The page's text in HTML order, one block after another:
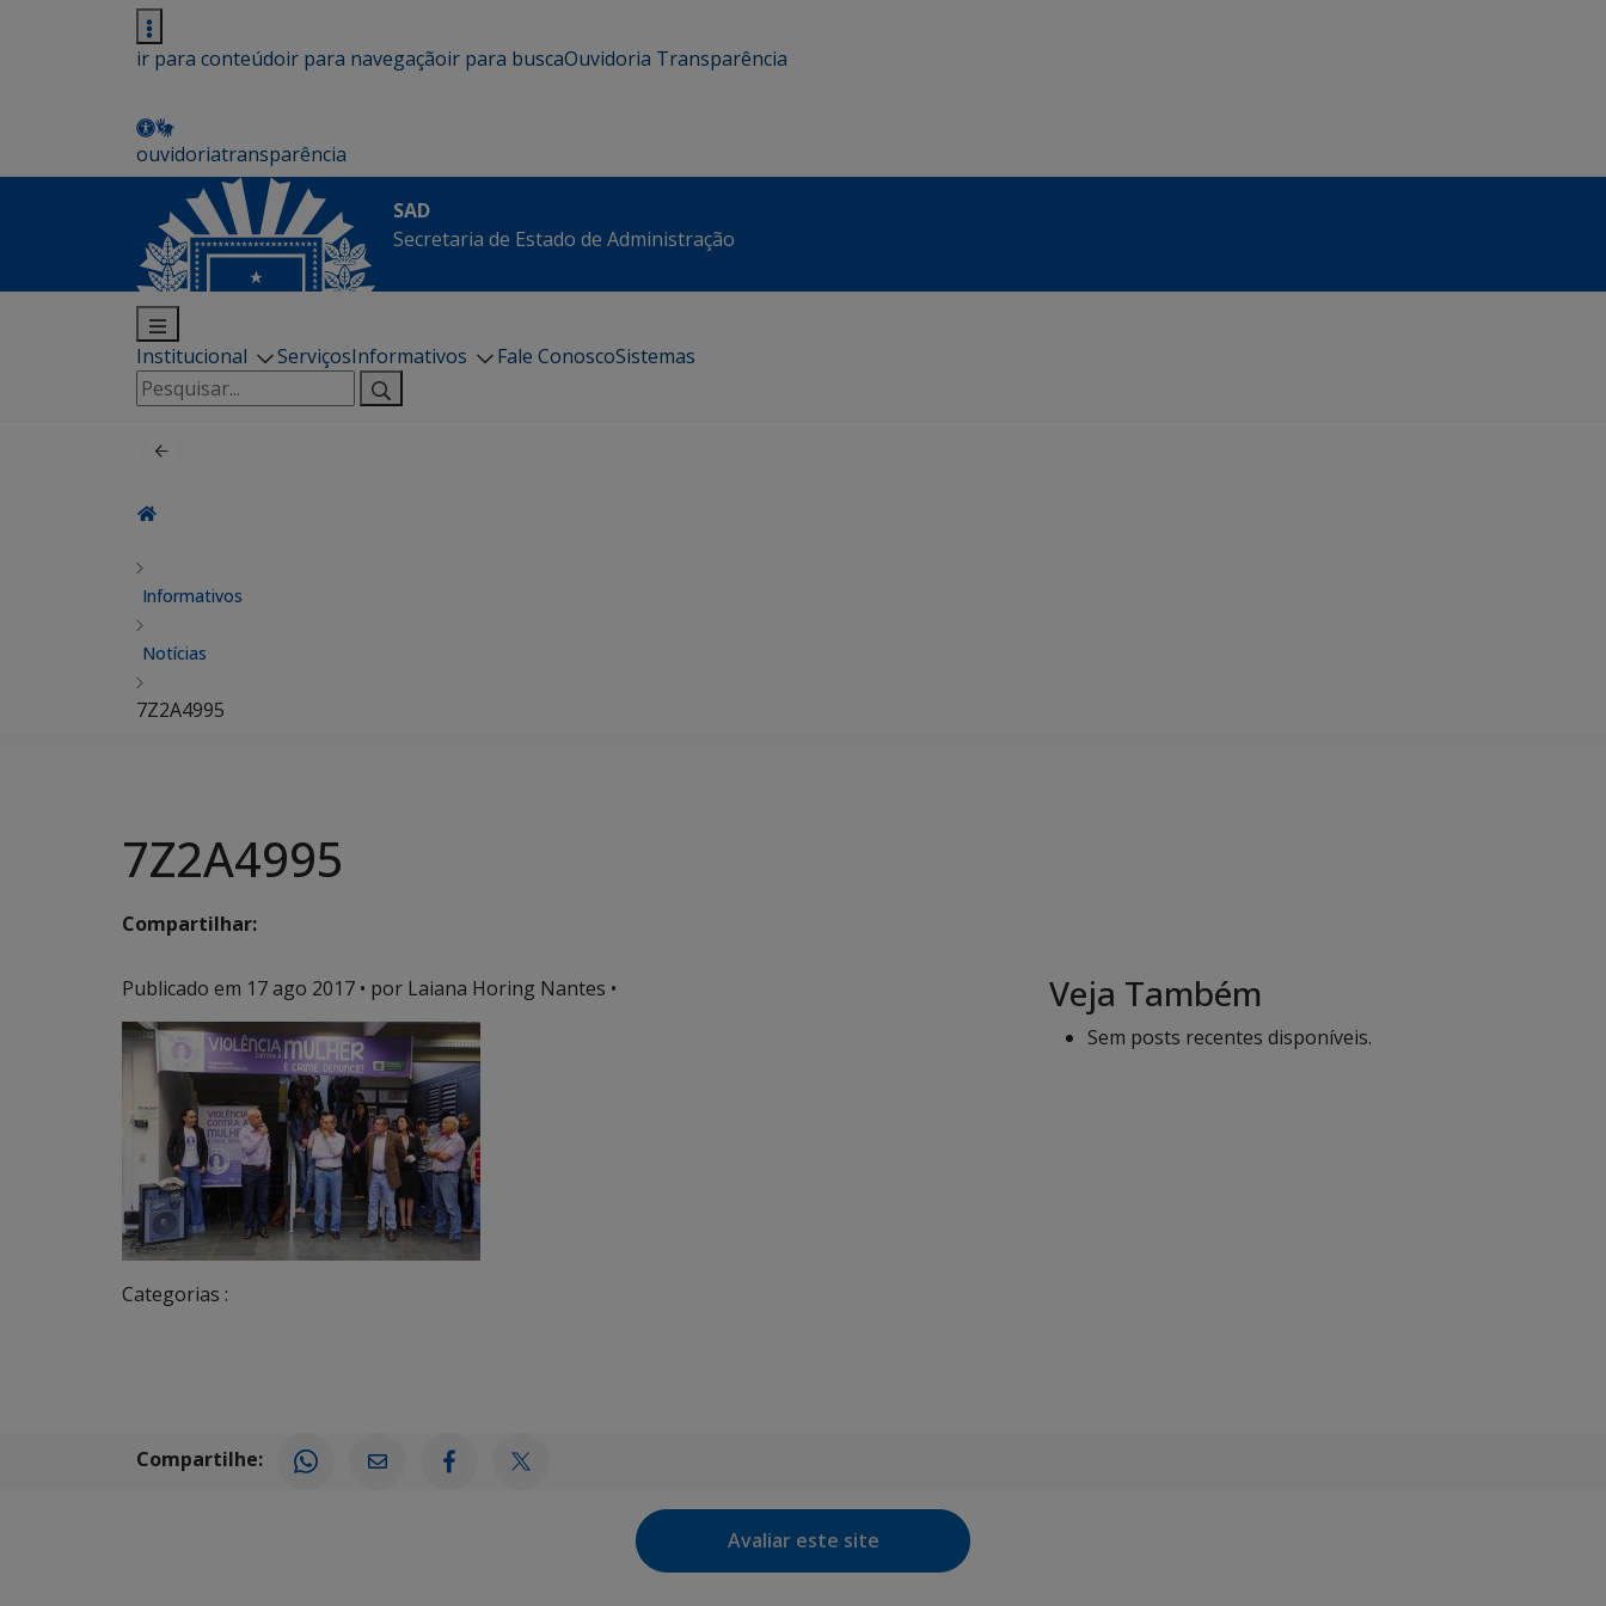
ir para conteúdoir para navegaçãoir para buscaOuvidoria Transparência
ouvidoriatransparência
SAD
Secretaria de Estado de Administração
Institucional ServiçosInformativos Fale ConoscoSistemas
Pesquisar
por:
Informativos
Notícias
7Z2A4995
7Z2A4995
Compartilhar:
Publicado em 17 ago 2017 • por Laiana Horing Nantes •
Categorias :
Veja Também
Sem posts recentes disponíveis.
Compartilhe:
Avaliar este site